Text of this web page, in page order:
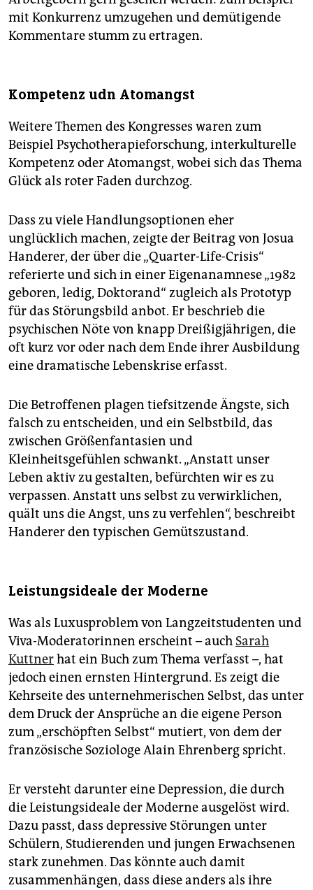
mit Konkurrenz umzugehen und demütigende
Kommentare stumm zu ertragen.
Kompetenz udn Atomangst
Weitere Themen des Kongresses waren zum
Beispiel Psychotherapieforschung, interkulturelle
Kompetenz oder Atomangst, wobei sich das Thema
Glück als roter Faden durchzog.
Dass zu viele Handlungsoptionen eher
unglücklich machen, zeigte der Beitrag von Josua
Handerer, der über die „Quarter-Life-Crisis“
referierte und sich in einer Eigenanamnese „1982
geboren, ledig, Doktorand“ zugleich als Prototyp
für das Störungsbild anbot. Er beschrieb die
psychischen Nöte von knapp Dreißigjährigen, die
oft kurz vor oder nach dem Ende ihrer Ausbildung
eine dramatische Lebenskrise erfasst.
Die Betroffenen plagen tiefsitzende Ängste, sich
falsch zu entscheiden, und ein Selbstbild, das
zwischen Größenfantasien und
Kleinheitsgefühlen schwankt. „Anstatt unser
Leben aktiv zu gestalten, befürchten wir es zu
verpassen. Anstatt uns selbst zu verwirklichen,
quält uns die Angst, uns zu verfehlen“, beschreibt
Handerer den typischen Gemütszustand.
Leistungsideale der Moderne
Was als Luxusproblem von Langzeitstudenten und
Viva-Moderatorinnen erscheint – auch Sarah
Kuttnerhat ein Buch zum Thema verfasst –, hat
jedoch einen ernsten Hintergrund. Es zeigt die
Kehrseite des unternehmerischen Selbst, das unter
dem Druck der Ansprüche an die eigene Person
zum „erschöpften Selbst“ mutiert, von dem der
französische Soziologe Alain Ehrenberg spricht.
Er versteht darunter eine Depression, die durch
die Leistungsideale der Moderne ausgelöst wird.
Dazu passt, dass depressive Störungen unter
Schülern, Studierenden und jungen Erwachsenen
stark zunehmen. Das könnte auch damit
zusammenhängen, dass diese anders als ihre